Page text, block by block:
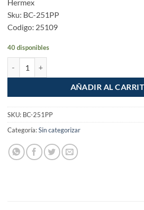
Hermex
Sku: BC-251PP
Codigo: 25109
40 disponibles
AÑADIR AL
SKU: BC-251PP
Categoría:Sin categorizar